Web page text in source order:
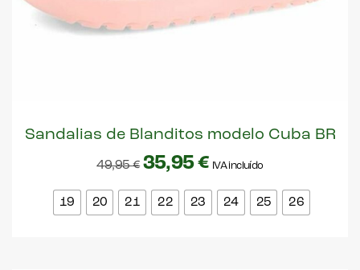
Sandalias de Blanditos modelo Cuba BR
49,95€ 35,95€ IVA incluído
19 20 21 22 23 24 25 26